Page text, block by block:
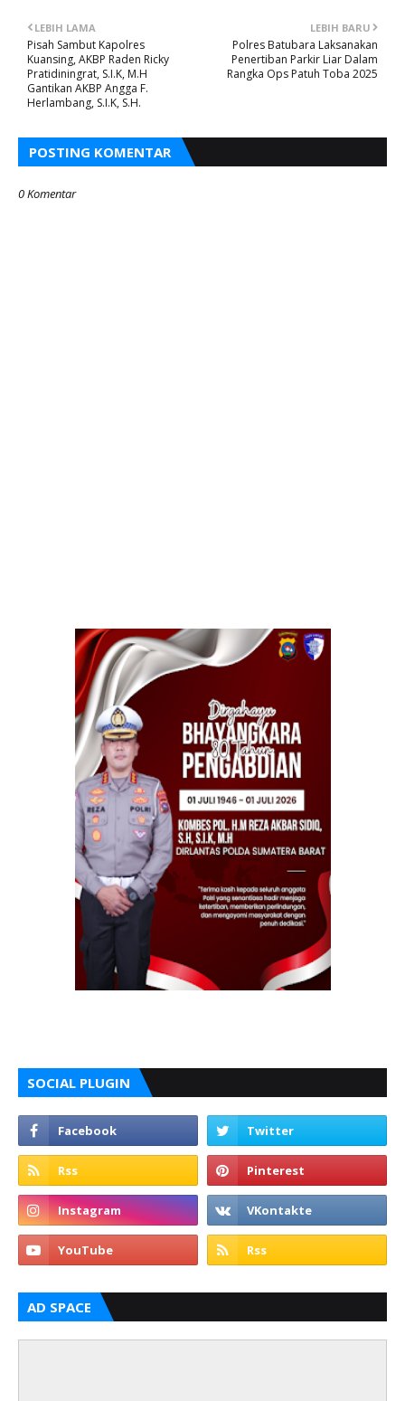
LEBIH BARU
Polres Batubara Laksanakan
Penertiban Parkir Liar Dalam
Rangka Ops Patuh Toba 2025
LEBIH LAMA
Pisah Sambut Kapolres
Kuansing, AKBP Raden Ricky
Pratidiningrat, S.I.K, M.H
Gantikan AKBP Angga F.
Herlambang, S.I.K, S.H.
POSTING KOMENTAR
0 Komentar
SOCIAL PLUGIN
AD SPACE